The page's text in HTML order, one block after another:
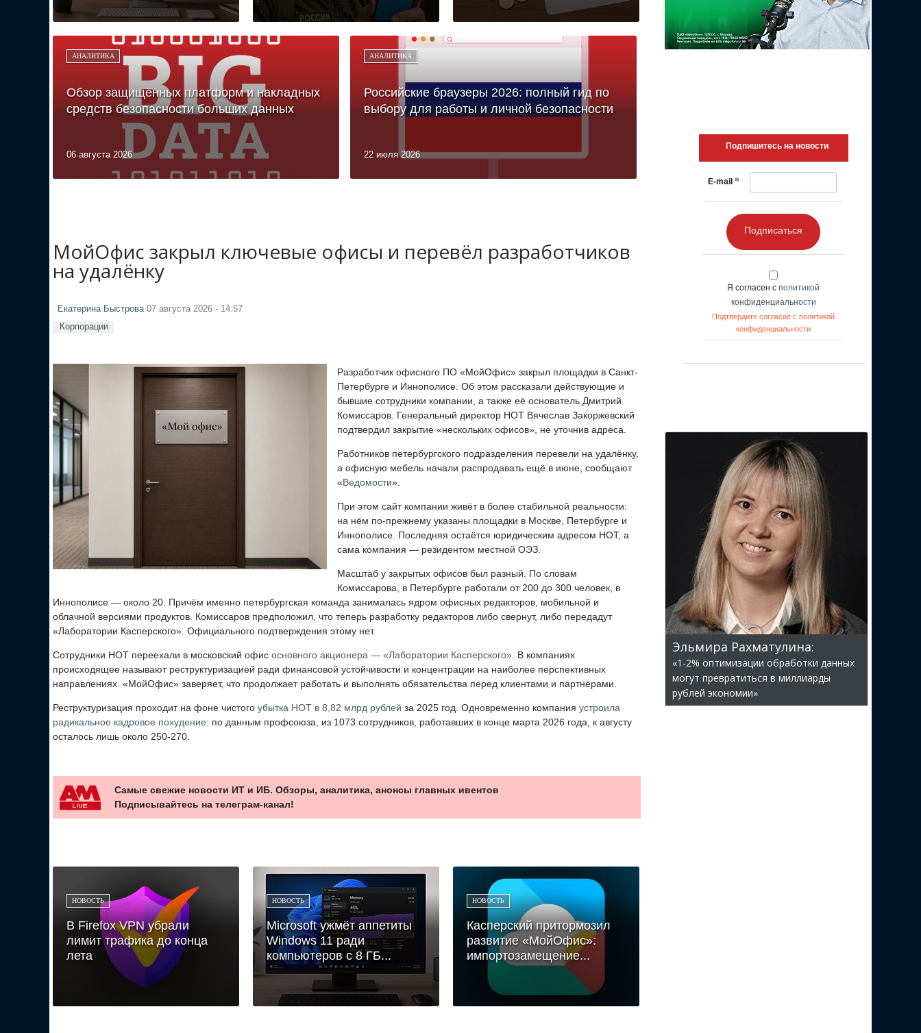
АНАЛИТИКА
Обзор защищённых платформ и накладных
средств безопасности больших данных
06 августа 2026
АНАЛИТИКА
Российские браузеры 2026: полный гид по
выбору для работы и личной безопасности
22 июля 2026
МойОфис закрыл ключевые офисы и перевёл разработчиков
на удалёнку
Екатерина Быстрова 07 августа 2026 - 14:57
Корпорации
Разработчик офисного ПО «МойОфис» закрыл площадки в Санкт-
Петербурге и Иннополисе. Об этом рассказали действующие и
бывшие сотрудники компании, а также её основатель Дмитрий
Комиссаров. Генеральный директор НОТ Вячеслав Закоржевский
подтвердил закрытие «нескольких офисов», не уточнив адреса.
Работников петербургского подразделения перевели на удалёнку,
а офисную мебель начали распродавать ещё в июне, сообщают
«Ведомости».
При этом сайт компании живёт в более стабильной реальности:
на нём по-прежнему указаны площадки в Москве, Петербурге и
Иннополисе. Последняя остаётся юридическим адресом НОТ, а
сама компания — резидентом местной ОЭЗ.
Масштаб у закрытых офисов был разный. По словам
Комиссарова, в Петербурге работали от 200 до 300 человек, в
Иннополисе — около 20. Причём именно петербургская команда занималась ядром офисных редакторов, мобильной и
облачной версиями продуктов. Комиссаров предположил, что теперь разработку редакторов либо свернут, либо передадут
«Лаборатории Касперского». Официального подтверждения этому нет.
Сотрудники НОТ переехали в московский офис основного акционера — «Лаборатории Касперского» . В компаниях
происходящее называют реструктуризацией ради финансовой устойчивости и концентрации на наиболее перспективных
направлениях. «МойОфис» заверяет, что продолжает работать и выполнять обязательства перед клиентами и партнёрами.
Реструктуризация проходит на фоне чистого убытка НОТ в 8,82 млрд рублей за 2025 год. Одновременно компания устроила
радикальное кадровое похудение: по данным профсоюза, из 1073 сотрудников, работавших в конце марта 2026 года, к августу
осталось лишь около 250-270.
Самые свежие новости ИТ и ИБ. Обзоры, аналитика, анонсы главных ивентов
Подписывайтесь на телеграм-канал!
НОВОСТЬ
В Firefox VPN убрали
лимит трафика до конца
лета
НОВОСТЬ
Microsoft ужмёт аппетиты
Windows 11 ради
компьютеров с 8 ГБ...
НОВОСТЬ
Касперский притормозил
развитие «МойОфис»:
импортозамещение...
Подпишитесь на новости
E-mail *
Подписаться
Я согласен с политикой
конфиденциальности
Подтвердите согласие с политикой
конфиденциальности
Эльмира Рахматулина:
«1-2% оптимизации обработки данных
могут превратиться в миллиарды
рублей экономии»